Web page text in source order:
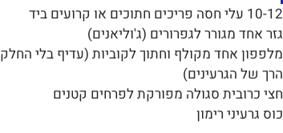
10-12 עלי חסה פריכים חתוכים או קרועים ביד
גזר אחד מגורר לגפרורים (ג'וליאנים)
מלפפון אחד מקולף וחתוך לקוביות (עדיף בלי החלק
הרך של הגרעינים)
חצי כרובית סגולה מפורקת לפרחים קטנים
כוס גרעיני רימון